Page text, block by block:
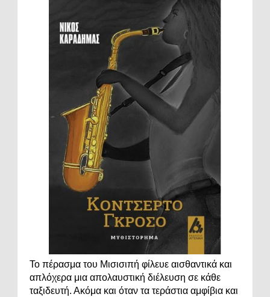
Το πέρασμα του Μισισιπή φίλευε αισθαντικά και
απλόχερα μια απολαυστική διέλευση σε κάθε
ταξιδευτή. Ακόμα και όταν τα τεράστια αμφίβια και